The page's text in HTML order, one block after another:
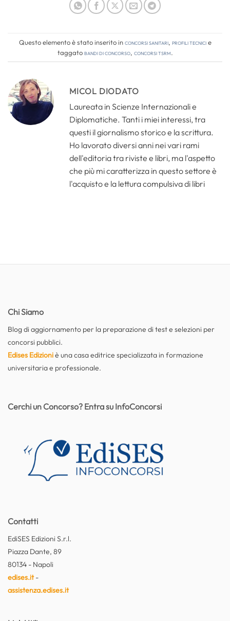
Questo elemento è stato inserito inConcorsi Sanitari, Profili tecnicie
taggatobandi di concorso, concorsi tsrm.
MICOL DIODATO
Laureata in Scienze Internazionali e
Diplomatiche. Tanti i miei interessi, tra
questi il giornalismo storico e la scrittura.
Ho lavorato diversi anni nei vari rami
dell'editoria tra riviste e libri, ma l'aspetto
che più mi caratterizza in questo settore è
l'acquisto e la lettura compulsiva di libri
Chi Siamo
Blog di aggiornamento per la preparazione di test e selezioni per
concorsi pubblici.
Edises Edizioniè una casa editrice specializzata in formazione
universitaria e professionale.
Contatti
EdiSES Edizioni S.r.l.
Piazza Dante, 89
80134 - Napoli
edises.it-
assistenza.edises.it
Cerchi un Concorso? Entra su InfoConcorsi